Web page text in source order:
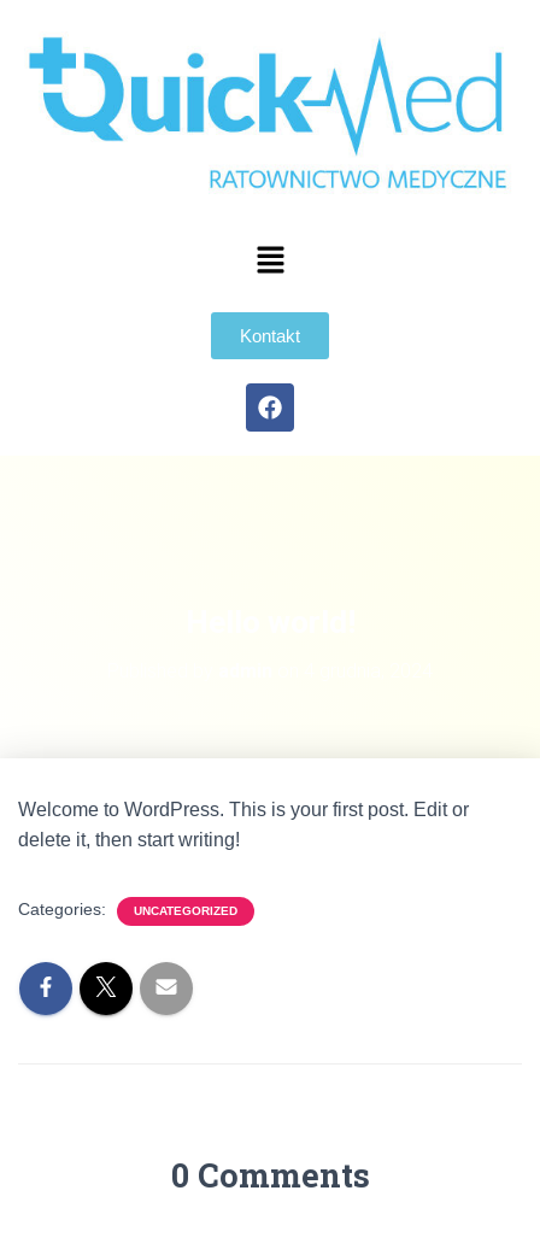
Kontakt
Welcome to WordPress. This is your first post. Edit or
delete it, then start writing!
Categories: UNCATEGORIZED
0 Comments